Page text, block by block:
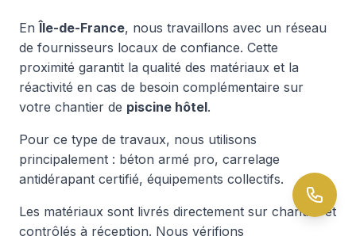
En Île-de-France, nous travaillons avec un réseau
de fournisseurs locaux de confiance. Cette
proximité garantit la qualité des matériaux et la
réactivité en cas de besoin complémentaire sur
votre chantier de piscine hôtel.
Pour ce type de travaux, nous utilisons
principalement : béton armé pro, carrelage
antidérapant certifié, équipements collectifs.
Les matériaux sont livrés directement sur chantier et
contrôlés à réception. Nous vérifions